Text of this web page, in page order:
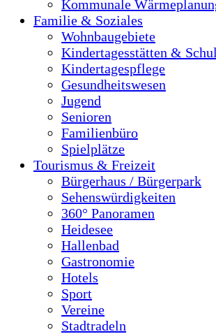
Kommunale
Familie & Soziales
Wohnbaugebiete
Kindertagesstätten &
Kindertagespflege
Gesundheitswesen
Jugend
Senioren
Familienbüro
Spielplätze
Tourismus & Freizeit
Bürgerhaus / Bürgerpark
Sehenswürdigkeiten
360° Panoramen
Heidesee
Hallenbad
Gastronomie
Hotels
Sport
Vereine
Stadtradeln